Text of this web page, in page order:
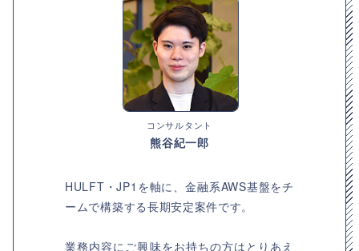
コンサルタント
熊谷紀一郎
HULFT・JP1を軸に、金融系AWS基盤をチ
ームで構築する長期安定案件です。
業務内容にご興味をお持ちの方はとりあえ